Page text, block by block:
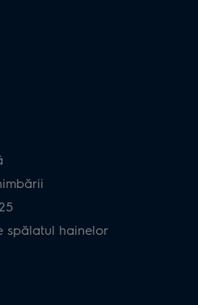
spălatul hainelor